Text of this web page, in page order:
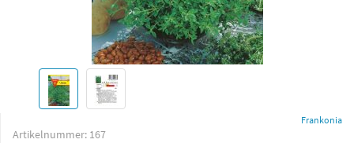
Frankonia
Artikelnummer: 167